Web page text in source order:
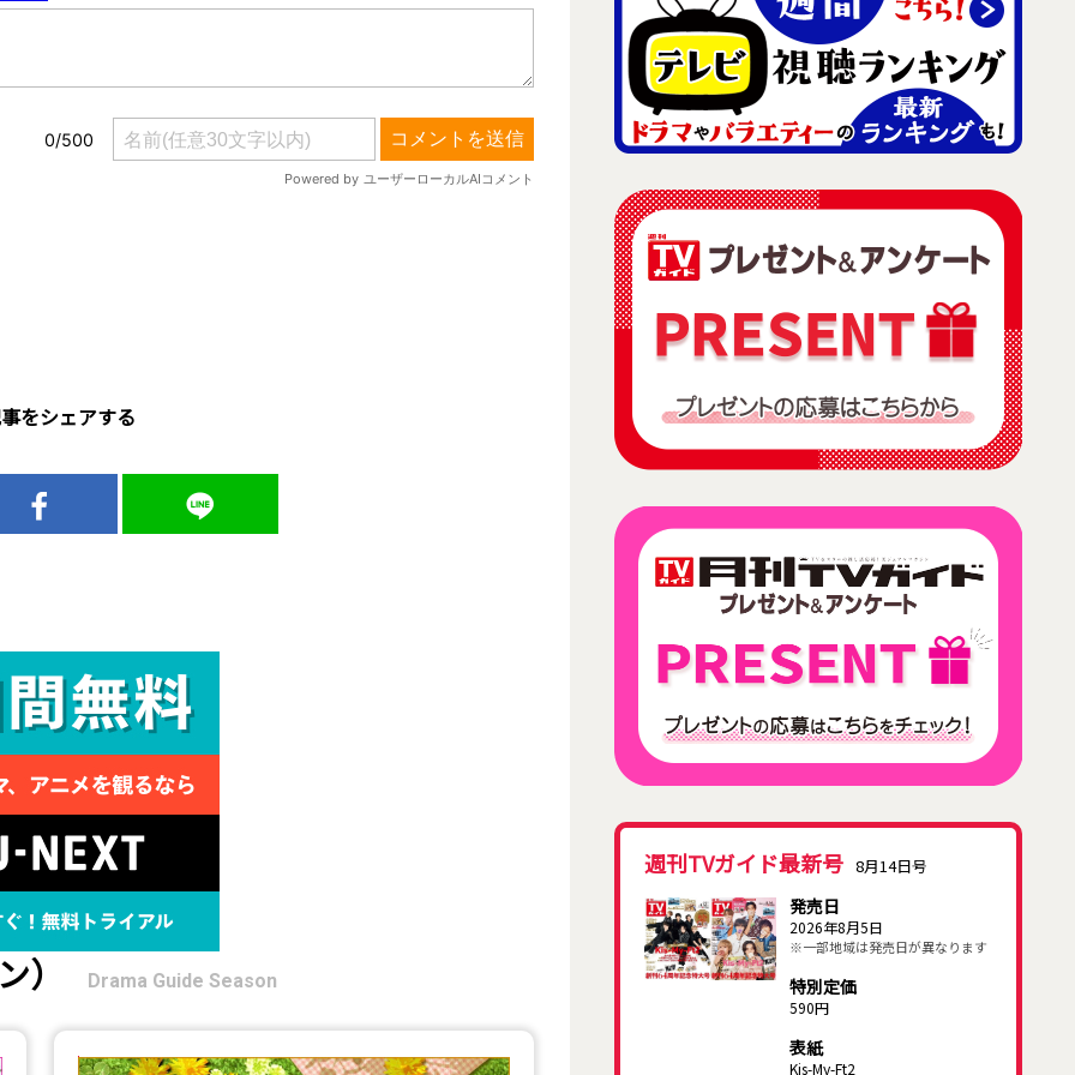
をシェアする
） Drama Guide Season
週刊TVガイド最新号 8月14日号
発売日
2026年8月5日
※一部地域は発売日が異なります
特別定価
590円
表紙
Kis-My-Ft2